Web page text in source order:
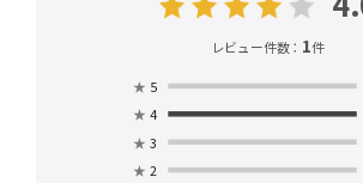
レビュー件数： 1件
★ 5
★ 4
★ 3
★ 2